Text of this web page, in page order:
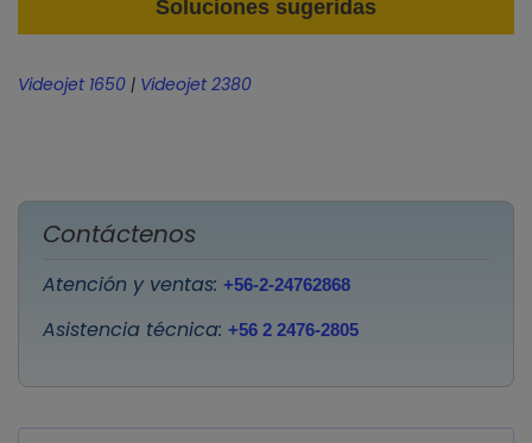
Soluciones sugeridas
Videojet 1650 | Videojet 2380
Contáctenos
Atención y ventas: +56-2-24762868
Asistencia técnica: +56 2 2476-2805